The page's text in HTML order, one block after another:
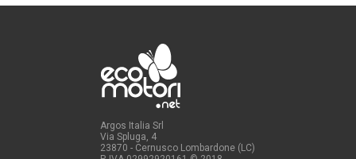
Argos Italia Srl
Via Spluga, 4
23870 - Cernusco Lombardone (LC)